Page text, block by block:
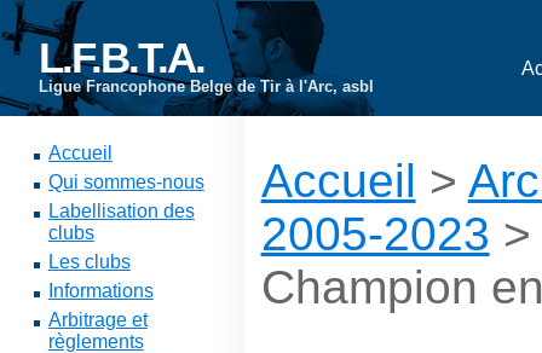
L.F.B.T.A.
Ligue Francophone Belge de Tir à l'Arc, asbl
Accueil
Qui sommes-nous
Labellisation des
clubs
Les clubs
Informations
Arbitrage et
règlements
Accueil >
2005-2023
Champion